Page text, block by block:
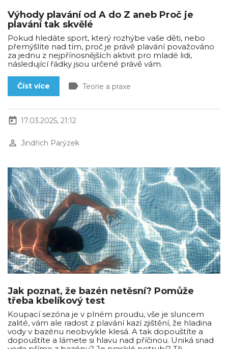
Výhody plavání od A do Z aneb Proč je
plavání tak skvělé
Pokud hledáte sport, který rozhýbe vaše děti, nebo
přemýšlíte nad tím, proč je právě plavání považováno
za jednu z nejpřínosnějších aktivit pro mladé lidi,
následující řádky jsou určené právě vám.
Číst více label Teorie a praxe
today 17.03.2025, 21:12
perm_identity Jindřich Parýzek
Jak poznat, že bazén netěsní? Pomůže
třeba kbelíkový test
Koupací sezóna je v plném proudu, vše je sluncem
zalité, vám ale radost z plavání kazí zjištění, že hladina
vody v bazénu neobvykle klesá. A tak dopouštíte a
dopouštíte a lámete si hlavu nad příčinou. Uniká snad